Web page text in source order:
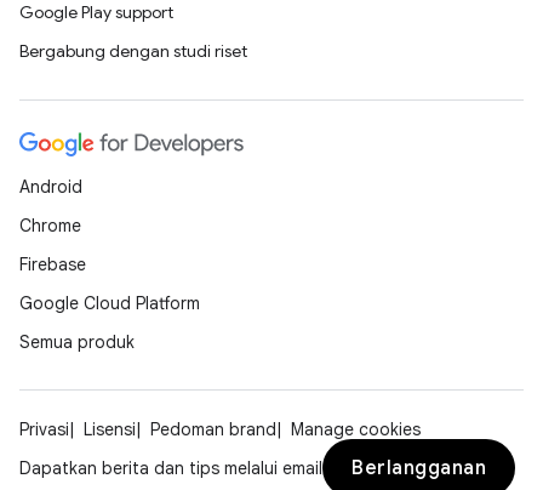
Google Play support
Bergabung dengan studi riset
Android
Chrome
Firebase
Google Cloud Platform
Semua produk
Privasi Lisensi Pedoman brand
Manage cookies
Dapatkan berita dan tips melalui email
Berlangganan